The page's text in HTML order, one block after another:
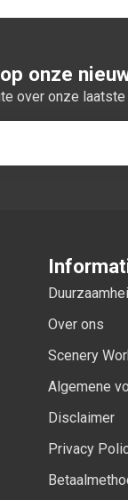
onze
over onze
Over ons
Scenery
Algemene
Disclaimer
Privacy